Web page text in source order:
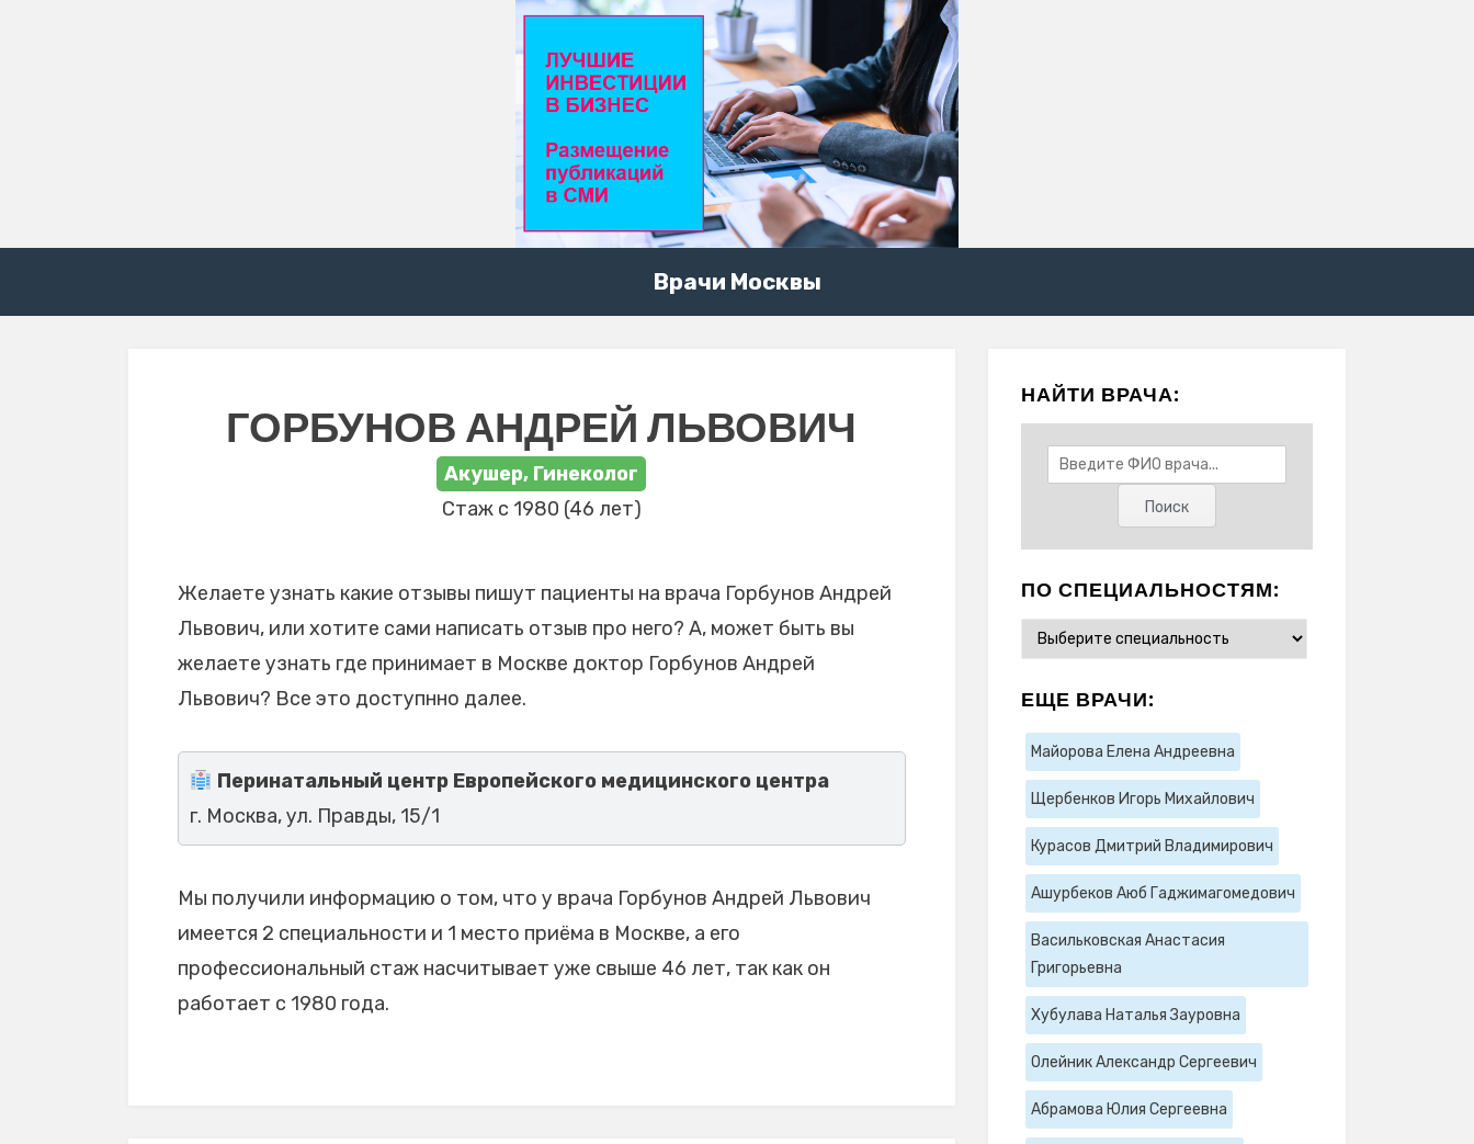
Врачи Москвы
ГОРБУНОВ АНДРЕЙ ЛЬВОВИЧ
Акушер, Гинеколог
Стаж с 1980 (46 лет)
Желаете узнать какие отзывы пишут пациенты на врача Горбунов Андрей
Львович, или хотите сами написать отзыв про него? А, может быть вы
желаете узнать где принимает в Москве доктор Горбунов Андрей
Львович? Все это доступнно далее.
Перинатальный центр Европейского медицинского центра
г. Москва, ул. Правды, 15/1
Мы получили информацию о том, что у врача Горбунов Андрей Львович
имеется 2 специальности и 1 место приёма в Москве, а его
профессиональный стаж насчитывает уже свыше 46 лет, так как он
работает с 1980 года.
НАЙТИ ВРАЧА:
ПО СПЕЦИАЛЬНОСТЯМ:
ЕЩЕ ВРАЧИ:
Майорова Елена Андреевна
Щербенков Игорь Михайлович
Курасов Дмитрий Владимирович
Ашурбеков Аюб Гаджимагомедович
Васильковская Анастасия
Григорьевна
Хубулава Наталья Зауровна
Олейник Александр Сергеевич
Абрамова Юлия Сергеевна